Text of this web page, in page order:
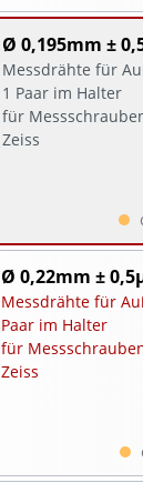
Ø 0,195mm ±
Messdrähte für
1 Paar im Halter
für
Zeiss
Ø 0,22mm ±
Messdrähte für
Paar im Halter
für
Zeiss